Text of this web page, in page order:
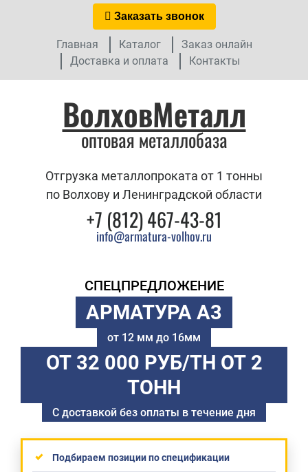
Заказать звонок
Главная Каталог
Заказ онлайн
Доставка и оплата
Контакты
ВолховМеталл
оптовая металлобаза
Отгрузка металлопроката от 1 тонны
по Волхову и Ленинградской области
+7 (812) 467-43-81
info@armatura-volhov.ru
СПЕЦПРЕДЛОЖЕНИЕ
АРМАТУРА А3
от 12 мм до 16мм
ОТ 32 000 РУБ/ТН ОТ 2
ТОНН
С доставкой без оплаты в течение дня
Подбираем позиции по спецификации